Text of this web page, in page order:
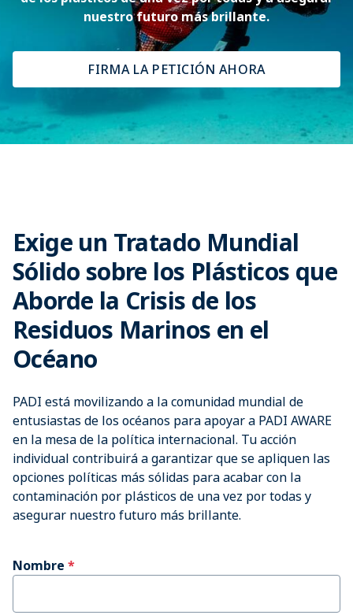
nuestro futuro más brillante.
FIRMA LA PETICIÓN AHORA
Exige un Tratado Mundial
Sólido sobre los Plásticos que
Aborde la Crisis de los
Residuos Marinos en el
Océano
PADI está movilizando a la comunidad mundial de
entusiastas de los océanos para apoyar a PADI AWARE
en la mesa de la política internacional. Tu acción
individual contribuirá a garantizar que se apliquen las
opciones políticas más sólidas para acabar con la
contaminación por plásticos de una vez por todas y
asegurar nuestro futuro más brillante.
Nombre